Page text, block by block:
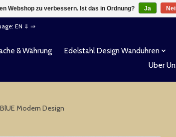
EN ⇓ ⇒
& Währung Edelstahl Design Wanduhren
Uber
Modern Design
Webshop zu verbessern. Ist das in Ordnung? Ja